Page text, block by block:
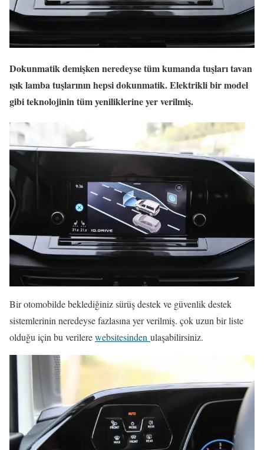
Dokunmatik demişken neredeyse tüm kumanda tuşları tavan
ışık lamba tuşlarının hepsi dokunmatik. Elektrikli bir model
gibi teknolojinin tüm yeniliklerine yer verilmiş.
Bir otomobilde beklediğiniz sürüş destek ve güvenlik destek
sistemlerinin neredeyse fazlasına yer verilmiş. çok uzun bir liste
olduğu için bu verilerewebsitesinden ulaşabilirsiniz.